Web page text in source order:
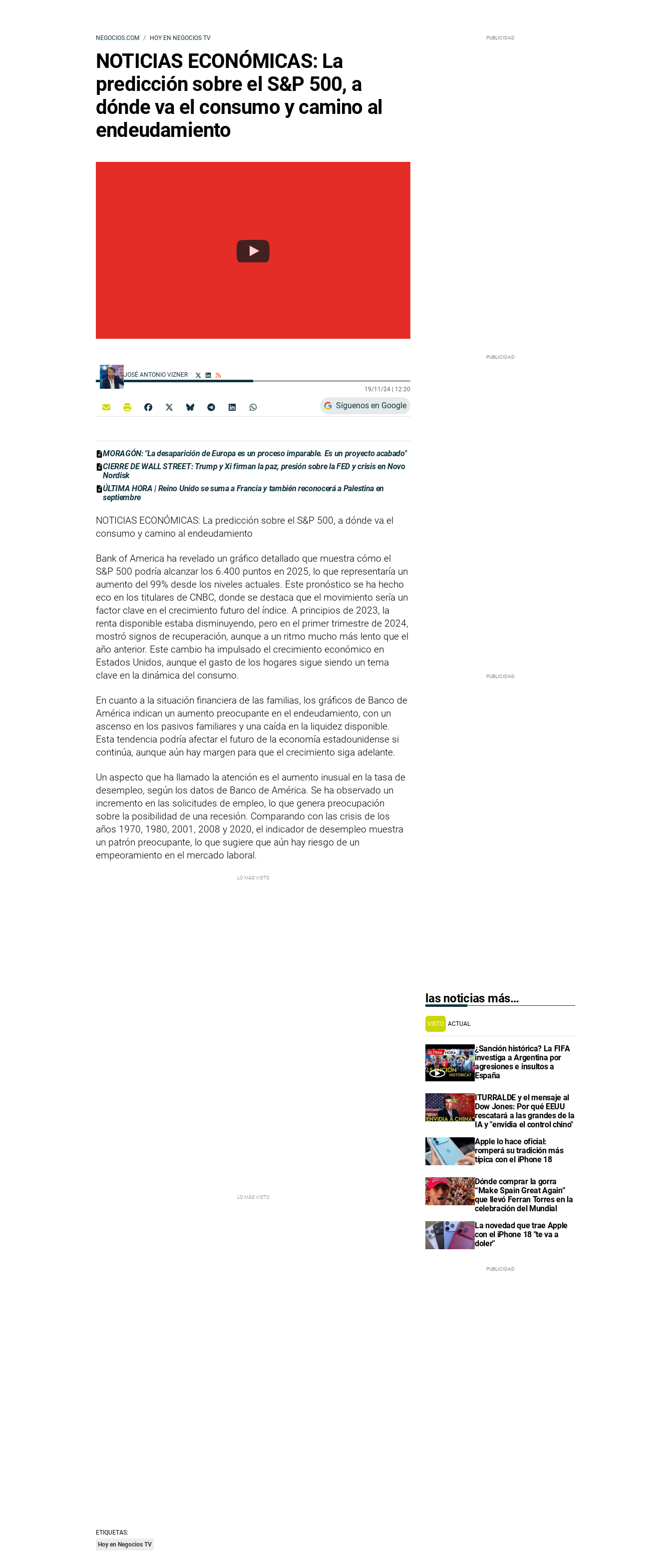
NEGOCIOS.COM HOY EN NEGOCIOS TV
NOTICIAS ECONÓMICAS: La
predicción sobre el S&P 500, a
dónde va el consumo y camino al
endeudamiento
JOSÉ ANTONIO VIZNER
19/11/24 | 12:20
Síguenos en Google
MORAGÓN: "La desaparición de Europa es un proceso imparable. Es un proyecto acabado"
CIERRE DE WALL STREET: Trump y Xi firman la paz, presión sobre la FED y crisis en Novo
Nordisk
ÚLTIMA HORA | Reino Unido se suma a Francia y también reconocerá a Palestina en
septiembre
NOTICIAS ECONÓMICAS: La predicción sobre el S&P 500, a dónde va el
consumo y camino al endeudamiento
Bank of America ha revelado un gráfico detallado que muestra cómo el
S&P 500 podría alcanzar los 6.400 puntos en 2025, lo que representaría un
aumento del 99% desde los niveles actuales. Este pronóstico se ha hecho
eco en los titulares de CNBC, donde se destaca que el movimiento sería un
factor clave en el crecimiento futuro del índice. A principios de 2023, la
renta disponible estaba disminuyendo, pero en el primer trimestre de 2024,
mostró signos de recuperación, aunque a un ritmo mucho más lento que el
año anterior. Este cambio ha impulsado el crecimiento económico en
Estados Unidos, aunque el gasto de los hogares sigue siendo un tema
clave en la dinámica del consumo.
En cuanto a la situación financiera de las familias, los gráficos de Banco de
América indican un aumento preocupante en el endeudamiento, con un
ascenso en los pasivos familiares y una caída en la liquidez disponible.
Esta tendencia podría afectar el futuro de la economía estadounidense si
continúa, aunque aún hay margen para que el crecimiento siga adelante.
Un aspecto que ha llamado la atención es el aumento inusual en la tasa de
desempleo, según los datos de Banco de América. Se ha observado un
incremento en las solicitudes de empleo, lo que genera preocupación
sobre la posibilidad de una recesión. Comparando con las crisis de los
años 1970, 1980, 2001, 2008 y 2020, el indicador de desempleo muestra
un patrón preocupante, lo que sugiere que aún hay riesgo de un
empeoramiento en el mercado laboral.
ETIQUETAS:
Hoy en Negocios TV
las noticias más…
VISTO ACTUAL
¿Sanción histórica? La FIFA
investiga a Argentina por
agresiones e insultos a
España
ITURRALDE y el mensaje al
Dow Jones: Por qué EEUU
rescatará a las grandes de la
IA y "envidia el control chino"
Apple lo hace oficial:
romperá su tradición más
típica con el iPhone 18
Dónde comprar la gorra
“Make Spain Great Again”
que llevó Ferran Torres en la
celebración del Mundial
La novedad que trae Apple
con el iPhone 18 "te va a
doler"